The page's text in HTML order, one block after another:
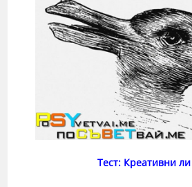
Тест: Креативни ли